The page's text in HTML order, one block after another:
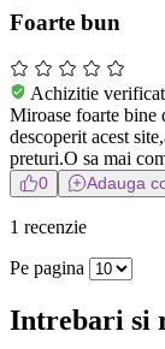
Foarte bun
Achizitie
Miroase foarte bine
descoperit acest
preturi.O sa mai
0 Adauga
1 recenzie
Pe pagina
Intrebari si